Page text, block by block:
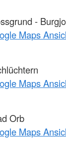
-
Maps
Maps
Orb
Maps